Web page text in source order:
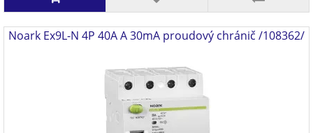
Noark Ex9L-N 4P 40A A 30mA proudový chránič /108362/